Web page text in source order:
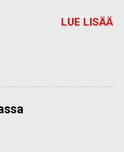
LUE LISÄÄ